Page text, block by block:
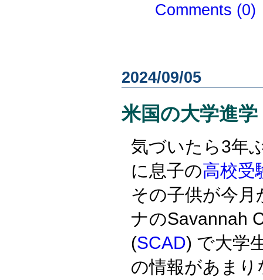
Comments (0)
2024/09/05
米国の大学進学
気づいたら3年
に息子の高校受
その子供が今
ナのSavannah
(SCAD) で大学
の情報があま